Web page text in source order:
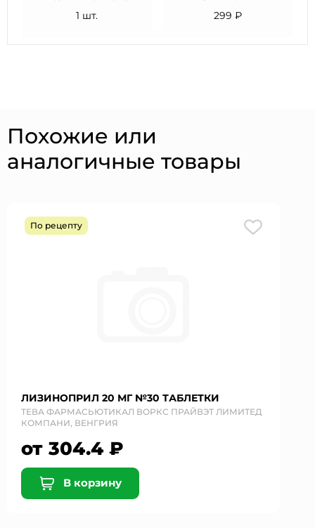
1 шт.
299 ₽
Похожие или
аналогичные товары
По рецепту
ЛИЗИНОПРИЛ 20 МГ №30 ТАБЛЕТКИ
ТЕВА ФАРМАСЬЮТИКАЛ ВОРКС ПРАЙВЭТ ЛИМИТЕД
КОМПАНИ, ВЕНГРИЯ
от 304.4 ₽
В корзину